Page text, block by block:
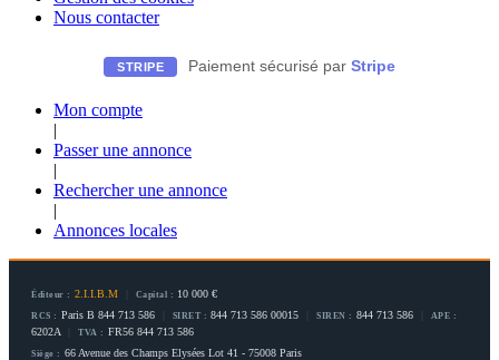
Nous contacter
STRIPE Paiement sécurisé par Stripe
Mon compte
|
Passer une annonce
|
Rechercher une annonce
|
Annonces locales
Éditeur : 2.I.I.B.M Capital : 10 000 €
RCS : Paris B 844 713 586 SIRET : 844 713 586 00015 SIREN : 844 713 586 APE :
6202A TVA : FR56 844 713 586
Siège : 66 Avenue des Champs Elysées Lot 41 - 75008 Paris